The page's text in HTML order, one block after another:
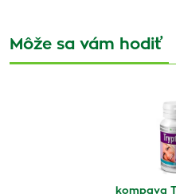
Môže sa vám hodiť
kompava